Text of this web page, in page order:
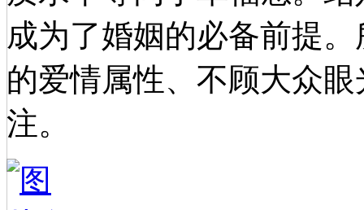
成为了婚姻的必备前提
的爱情属性、不顾大众
注。